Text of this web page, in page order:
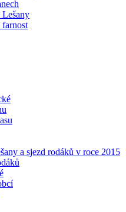
Lešany
a sjezd rodáků v roce 2015